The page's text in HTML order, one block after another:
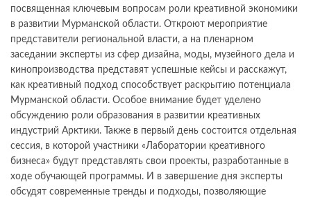
посвященная ключевым вопросам роли креативной экономики
в развитии Мурманской области. Откроют мероприятие
представители региональной власти, а на пленарном
заседании эксперты из сфер дизайна, моды, музейного дела и
кинопроизводства представят успешные кейсы и расскажут,
как креативный подход способствует раскрытию потенциала
Мурманской области. Особое внимание будет уделено
обсуждению роли образования в развитии креативных
индустрий Арктики. Также в первый день состоится отдельная
сессия, в которой участники «Лаборатории креативного
бизнеса» будут представлять свои проекты, разработанные в
ходе обучающей программы. И в завершение дня эксперты
обсудят современные тренды и подходы, позволяющие